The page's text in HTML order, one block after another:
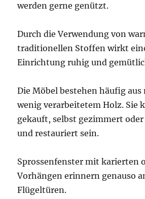
werden gerne genützt.
Durch die Verwendung von
traditionellen Stoffen wirkt
Einrichtung ruhig und
Die Möbel bestehen häufig
wenig verarbeitetem Holz. Sie
gekauft, selbst gezimmert
und restauriert sein.
Sprossenfenster mit karierten
Vorhängen erinnern genauso
Flügeltüren.